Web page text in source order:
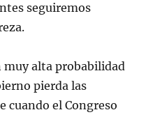
seguiremos
muy alta probabilidad
pierda las
cuando el Congreso